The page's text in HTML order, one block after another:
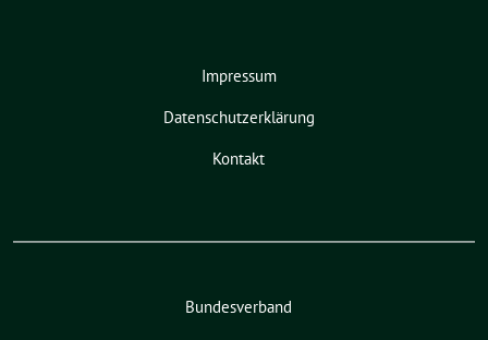
Impressum
Datenschutzerklärung
Kontakt
Bundesverband